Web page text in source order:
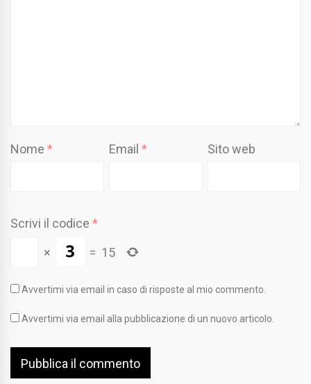
Nome * Email* Sito web
Scrivi il codice *
×
= 15
Avvertimi via email in caso di risposte al mio commento.
Avvertimi via email alla pubblicazione di un nuovo articolo.